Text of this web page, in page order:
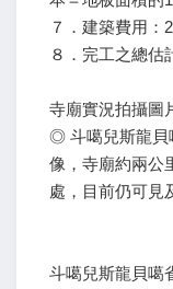
７．建築費用：
８．完工之總估
寺廟實況拍攝圖
◎ 斗噶兒斯龍貝
像，寺廟約兩公
處，目前仍可見
斗噶兒斯龍貝